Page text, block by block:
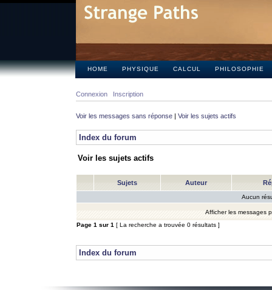
HOME PHYSIQUE CALCUL PHILOSOPHIE
Connexion Inscription
Voir les messages sans réponse | Voir les sujets actifs
Index du forum
Voir les sujets actifs
Sujets Auteur
Aucun
Afficher les messages
Page 1 sur 1 [ La recherche a trouvée 0 résultats ]
Index du forum